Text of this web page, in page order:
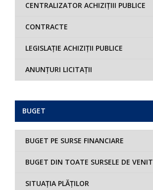
CENTRALIZATOR ACHIZIȚIII PUBLICE
CONTRACTE
LEGISLAȚIE ACHIZIȚII PUBLICE
ANUNȚURI LICITAȚII
BUGET
BUGET PE SURSE FINANCIARE
BUGET DIN TOATE SURSELE DE VENIT
SITUAȚIA PLĂȚILOR